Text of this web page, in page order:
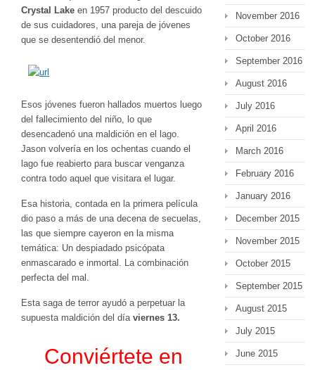
Crystal Lake en 1957 producto del descuido
de sus cuidadores, una pareja de jóvenes
que se desentendió del menor.
Esos jóvenes fueron hallados muertos luego
del fallecimiento del niño, lo que
desencadenó una maldición en el lago.
Jason volvería en los ochentas cuando el
lago fue reabierto para buscar venganza
contra todo aquel que visitara el lugar.
Esa historia, contada en la primera película
dio paso a más de una decena de secuelas,
las que siempre cayeron en la misma
temática: Un despiadado psicópata
enmascarado e inmortal. La combinación
perfecta del mal.
Esta saga de terror ayudó a perpetuar la
supuesta maldición del día viernes 13.
Conviértete en
November 2016
October 2016
September 2016
August 2016
July 2016
April 2016
March 2016
February 2016
January 2016
December 2015
November 2015
October 2015
September 2015
August 2015
July 2015
June 2015